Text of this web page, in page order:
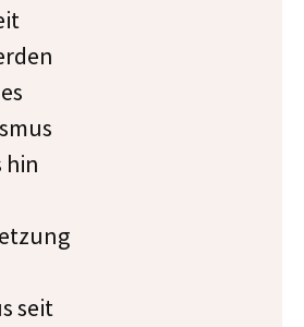
hin
seit